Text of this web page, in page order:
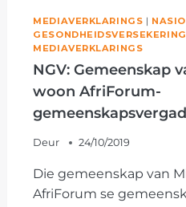
MEDIAVERKLARINGS |
GESONDHEIDSVERSEKERING
MEDIAVERKLARINGS
NGV: Gemeenskap
woon AfriForum-
Deur 24/10/2019
Die gemeenskap van
AfriForum se